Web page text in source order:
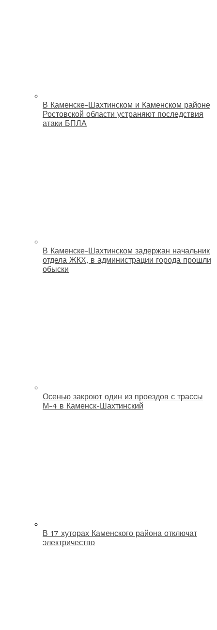
В Каменске-Шахтинском и Каменском районе
Ростовской области устраняют последствия
атаки БПЛА
В Каменске-Шахтинском задержан начальник
отдела ЖКХ, в администрации города прошли
обыски
Осенью закроют один из проездов с трассы
М-4 в Каменск-Шахтинский
В 17 хуторах Каменского района отключат
электричество